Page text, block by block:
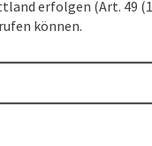
erfolgen (Art. 49
können.